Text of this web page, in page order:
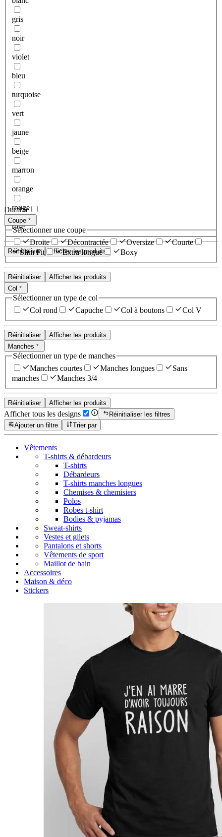
gris
noir
violet
bleu
turquoise
vert
jaune
beige
marron
orange
rouge
rose
Réinitialiser Afficher les produits
Durable
Coupe
Sélectionner une coupe
Droite
Décontractée Oversize
Courte
Slim Fit
Extra longue Boxy
Réinitialiser
Afficher les produits
Col
Sélectionner un type de col
Col rond
Capuche Col à boutons Col V
Réinitialiser
Afficher les produits
Manches
Sélectionner un type de manches
Manches courtes
Manches longues
Sans
manches
Manches 3/4
Réinitialiser Afficher les produits
Afficher tous les designs
Réinitialiser les filtres
Ajouter un filtre
Trier par
Vêtements
T-shirts & débardeurs
T-shirts
Débardeurs
T-shirts manches longues
Chemises & chemisiers
Polos
Robes t-shirt
Bodies & pyjamas
Sweat-shirts
Vestes et gilets
Pantalons et shorts
Vêtements de sport
Maillot de bain
Accessoires
Maison & déco
Stickers